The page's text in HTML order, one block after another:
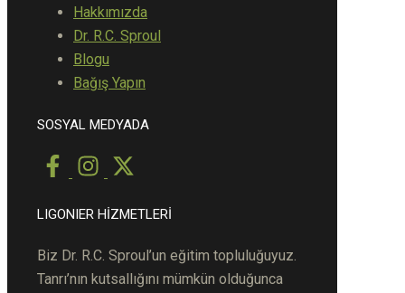
Hakkımızda
Dr. R.C. Sproul
Blogu
Bağış Yapın
SOSYAL MEDYADA
LIGONIER HİZMETLERİ
Biz Dr. R.C. Sproul’un eğitim topluluğuyuz.
Tanrı’nın kutsallığını mümkün olduğunca